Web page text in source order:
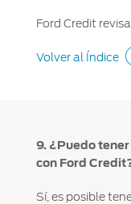
Ford Credit
Volver al Índice
9. ¿Puedo
con Ford
Sí, es posible